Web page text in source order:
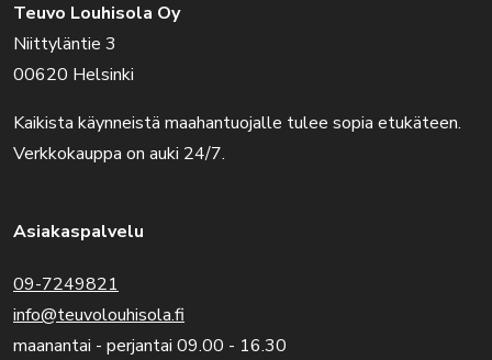
Teuvo Louhisola Oy
Niittyläntie 3
00620 Helsinki
Kaikista käynneistä maahantuojalle tulee sopia etukäteen.
Verkkokauppa on auki 24/7.
Asiakaspalvelu
09-7249821
info@teuvolouhisola.fi
maanantai - perjantai 09.00 - 16.30